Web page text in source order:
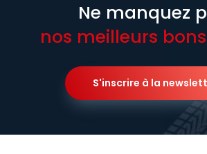
Ne manquez
nos meilleurs
S'inscrire à la